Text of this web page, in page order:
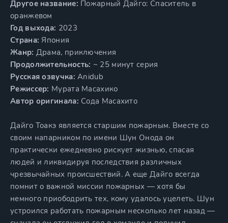
Другое название: Пожарный Дайго: Спаситель в
оранжевом
Год выхода: 2023
Страна: Япония
Жанр: Драма, приключения
Продолжительность: ~ 25 минут серия
Русская озвучка: Anidub
Режиссер: Мурата Масахико
Автор оригинала: Сода Масахито
Дайго Тоакэ является старшим пожарным. Вместе со
своим напарником по имени Шун Онода он
практически ежедневно рискует жизнью, спасая
людей и ликвидируя последствия различных
чрезвычайных происшествий. А еще Дайго всегда
помнит о важной миссии пожарных — хотя бы
немного приободрить тех, кому удалось уцелеть. Шун
устроился работать пожарным несколько лет назад —